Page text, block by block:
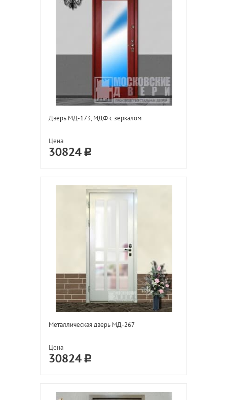
Дверь МД-173, МДФ с зеркалом
Цена
30824
Металлическая дверь МД-267
Цена
30824